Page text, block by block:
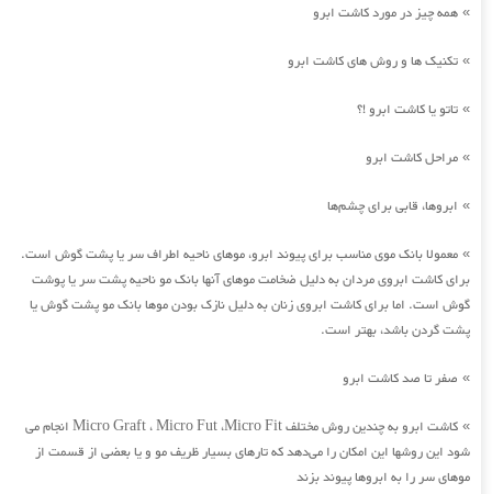
» همه چیز در مورد کاشت ابرو
» تکنیک ها و روش های کاشت ابرو
» تاتو یا کاشت ابرو !؟
» مراحل کاشت ابرو
» ابروها، قابی برای چشم‌ها
» معمولا بانک موی مناسب برای پیوند ابرو، موهای ناحیه اطراف سر یا پشت گوش است.
برای کاشت ابروی مردان به دلیل ضخامت موهای آنها بانک مو ناحیه پشت سر یا پوشت
گوش است. اما برای کاشت ابروی زنان به دلیل نازک بودن موها بانک مو پشت گوش یا
پشت گردن باشد، بهتر است.
» صفر تا صد کاشت ابرو
»
کاشت ابرو به چندین روش مختلف Micro Graft ، Micro Fut ،Micro Fit انجام می
شود این روشها این امکان را می‌دهد که تارهای بسیار ظریف مو و یا بعضی از قسمت از
موهای سر را به ابروها پیوند بزند